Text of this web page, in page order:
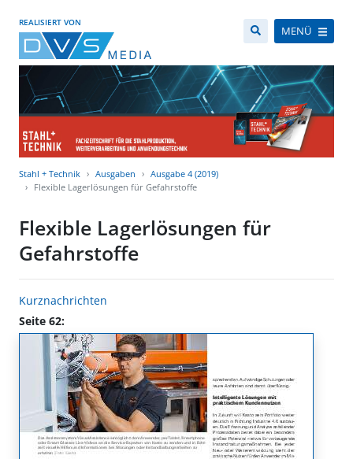
REALISIERT VON
MENÜ
Stahl + Technik Ausgaben
Ausgabe 4 (2019)
Flexible Lagerlösungen für Gefahrstoffe
Flexible Lagerlösungen für
Gefahrstoffe
Kurznachrichten
Seite 62: